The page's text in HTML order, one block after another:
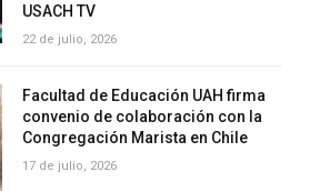
USACH TV
22 de julio, 2026
Facultad de Educación UAH firma
convenio de colaboración con la
Congregación Marista en Chile
17 de julio, 2026